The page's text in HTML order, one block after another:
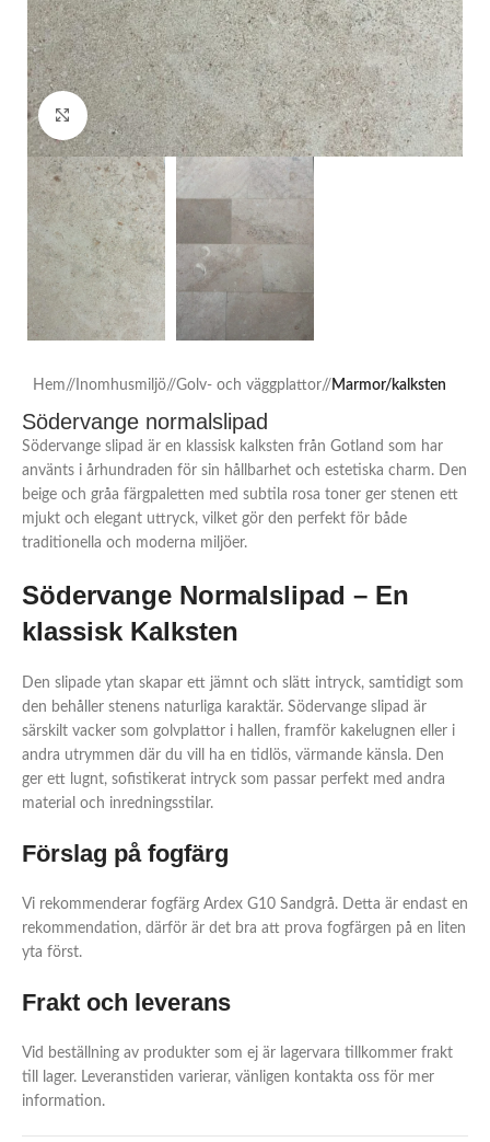
Click to enlarge
Hem/ Inomhusmiljö/ Golv- och väggplattor/ Marmor/kalksten
Södervange normalslipad
Södervange slipad är en klassisk kalksten från Gotland som har
använts i århundraden för sin hållbarhet och estetiska charm. Den
beige och gråa färgpaletten med subtila rosa toner ger stenen ett
mjukt och elegant uttryck, vilket gör den perfekt för både
traditionella och moderna miljöer.
Södervange Normalslipad – En
klassisk Kalksten
Den slipade ytan skapar ett jämnt och slätt intryck, samtidigt som
den behåller stenens naturliga karaktär. Södervange slipad är
särskilt vacker som golvplattor i hallen, framför kakelugnen eller i
andra utrymmen där du vill ha en tidlös, värmande känsla. Den
ger ett lugnt, sofistikerat intryck som passar perfekt med andra
material och inredningsstilar.
Förslag på fogfärg
Vi rekommenderar fogfärg Ardex G10 Sandgrå. Detta är endast en
rekommendation, därför är det bra att prova fogfärgen på en liten
yta först.
Frakt och leverans
Vid beställning av produkter som ej är lagervara tillkommer frakt
till lager. Leveranstiden varierar, vänligen kontakta oss för mer
information.